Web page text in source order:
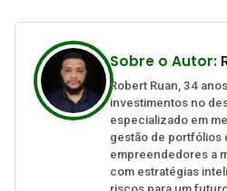
Sobre o Autor:
Robert Ruan, 34
investimentos no
especializado em
gestão de portfólios
empreendedores a
com estratégias